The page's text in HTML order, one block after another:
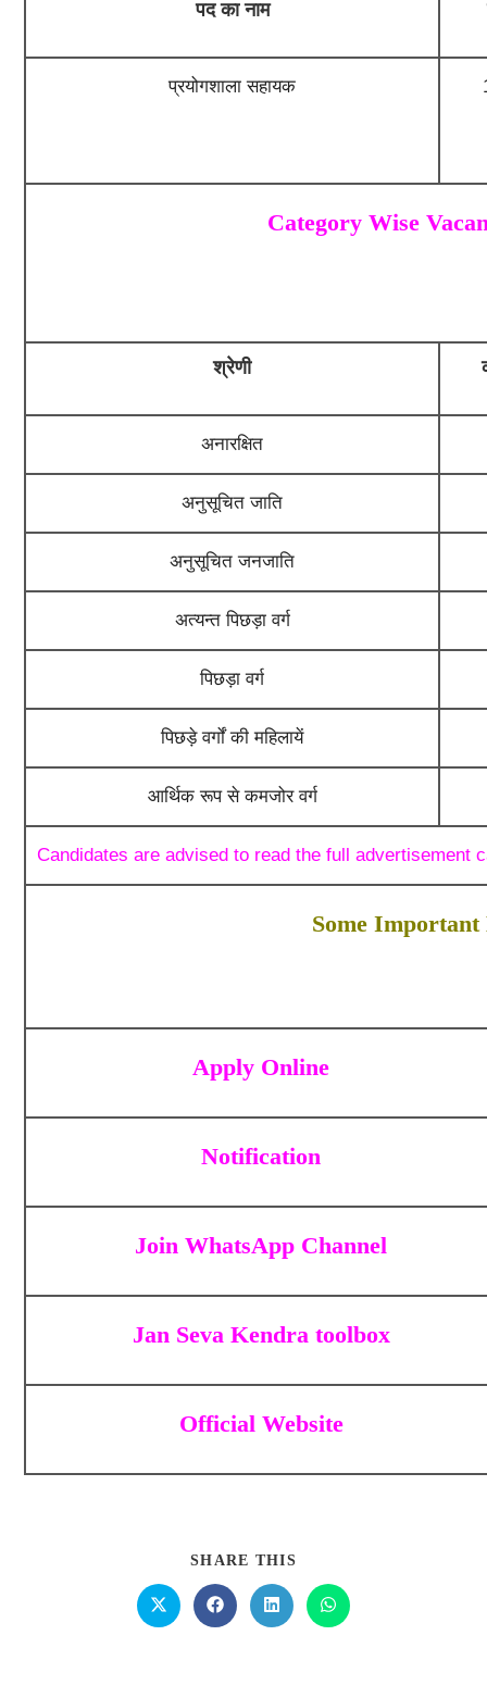
पद का नाम
प्रयोगशाला सहायक
Category Wise
श्रेणी
अनारक्षित
अनुसूचित जाति
अनुसूचित जनजाति
अत्यन्त पिछड़ा वर्ग
पिछड़ा वर्ग
पिछड़े वर्गों की महिलायें
आर्थिक रूप से कमजोर वर्ग
Candidates are advised to read the full
Some
Apply Online
Notification
Join WhatsApp Channel
Jan Seva Kendra toolbox
Official Website
SHARE THIS